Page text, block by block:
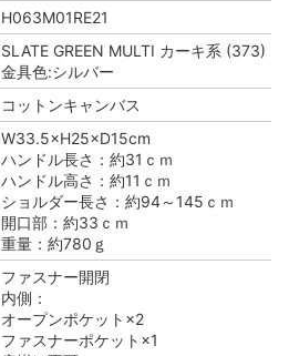
H063M01RE21
SLATE GREEN MULTI カーキ系 (373)
金具色:シルバー
コットンキャンバス
W33.5×H25×D15cm
ハンドル長さ：約31ｃｍ
ハンドル高さ：約11ｃｍ
ショルダー長さ：約94～145ｃｍ
開口部：約33ｃｍ
重量：約780ｇ
ファスナー開閉
内側：
オープンポケット×2
ファスナーポケット×1